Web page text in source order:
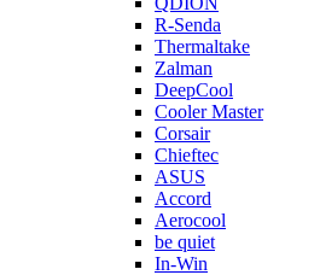
R-Senda
Thermaltake
Zalman
DeepCool
Cooler Master
Corsair
Chieftec
ASUS
Accord
Aerocool
be quiet
In-Win